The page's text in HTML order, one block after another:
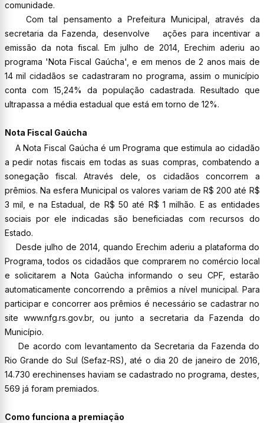
comunidade.
Com tal pensamento a Prefeitura Municipal, através da
secretaria da Fazenda, desenvolve ações para incentivar a
emissão da nota fiscal. Em julho de 2014, Erechim aderiu ao
programa 'Nota Fiscal Gaúcha', e em menos de 2 anos mais de
14 mil cidadãos se cadastraram no programa, assim o município
conta com 15,24% da população cadastrada. Resultado que
ultrapassa a média estadual que está em torno de 12%.
Nota Fiscal Gaúcha
A Nota Fiscal Gaúcha é um Programa que estimula ao cidadão
a pedir notas fiscais em todas as suas compras, combatendo a
sonegação fiscal. Através dele, os cidadãos concorrem a
prêmios. Na esfera Municipal os valores variam de R$ 200 até R$
3 mil, e na Estadual, de R$ 50 até R$ 1 milhão. E as entidades
sociais por ele indicadas são beneficiadas com recursos do
Estado.
Desde julho de 2014, quando Erechim aderiu a plataforma do
Programa, todos os cidadãos que comprarem no comércio local
e solicitarem a Nota Gaúcha informando o seu CPF, estarão
automaticamente concorrendo a prêmios a nível municipal. Para
participar e concorrer aos prêmios é necessário se cadastrar no
site www.nfg.rs.gov.br, ou junto a secretaria da Fazenda do
Município.
De acordo com levantamento da Secretaria da Fazenda do
Rio Grande do Sul (Sefaz-RS), até o dia 20 de janeiro de 2016,
14.730 erechinenses haviam se cadastrado no programa, destes,
569 já foram premiados.
Como funciona a premiação